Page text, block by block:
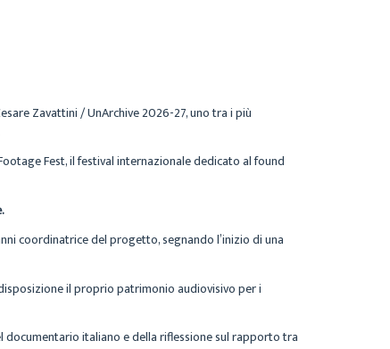
Zavattini / UnArchive 2026-27, uno tra i più
Fest, il festival internazionale dedicato al found
coordinatrice del progetto, segnando l’inizio di una
il proprio patrimonio audiovisivo per i
documentario italiano e della riflessione sul rapporto tra